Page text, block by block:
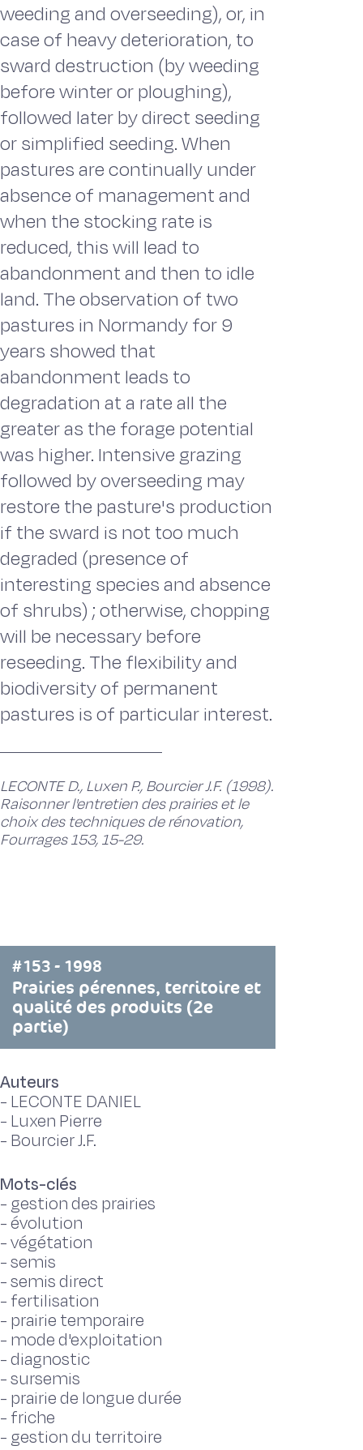
weeding and overseeding), or, in
case of heavy deterioration, to
sward destruction (by weeding
before winter or ploughing),
followed later by direct seeding
or simplified seeding. When
pastures are continually under
absence of management and
when the stocking rate is
reduced, this will lead to
abandonment and then to idle
land. The observation of two
pastures in Normandy for 9
years showed that
abandonment leads to
degradation at a rate all the
greater as the forage potential
was higher. Intensive grazing
followed by overseeding may
restore the pasture's production
if the sward is not too much
degraded (presence of
interesting species and absence
of shrubs) ; otherwise, chopping
will be necessary before
reseeding. The flexibility and
biodiversity of permanent
pastures is of particular interest.
LECONTE D., Luxen P., Bourcier J.F. (1998).
Raisonner l'entretien des prairies et le
choix des techniques de rénovation,
Fourrages 153, 15-29.
#153 - 1998
Prairies pérennes, territoire et
qualité des produits (2e
partie)
Auteurs
- LECONTE DANIEL
- Luxen Pierre
- Bourcier J.F.
Mots-clés
- gestion des prairies
-évolution
-végétation
-semis
-semis direct
- fertilisation
- prairie temporaire
- mode d'exploitation
-diagnostic
-sursemis
- prairie de longue durée
- friche
- gestion du territoire